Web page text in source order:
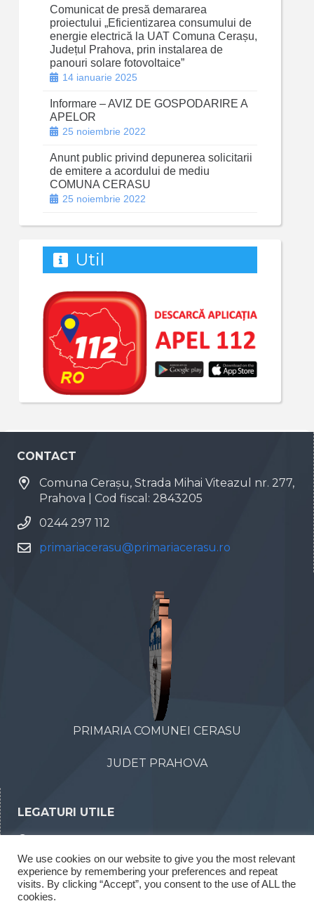
Comunicat de presă demararea
proiectului „Eficientizarea consumului de
energie electrică la UAT Comuna Cerașu,
Județul Prahova, prin instalarea de
panouri solare fotovoltaice”
14 ianuarie 2025
Informare – AVIZ DE GOSPODARIRE A
APELOR
25 noiembrie 2022
Anunt public privind depunerea solicitarii
de emitere a acordului de mediu
COMUNA CERASU
25 noiembrie 2022
Util
CONTACT
Comuna Cerașu, Strada Mihai Viteazul nr. 277,
Prahova | Cod fiscal: 2843205
0244 297 112
primariacerasu@primariacerasu.ro
PRIMARIA COMUNEI CERASU
JUDET PRAHOVA
LEGATURI UTILE
Declaratii de interese
Rapoarte legea 52/2003
We use cookies on our website to give you the most relevant
experience by remembering your preferences and repeat
visits. By clicking “Accept”, you consent to the use of ALL the
cookies.